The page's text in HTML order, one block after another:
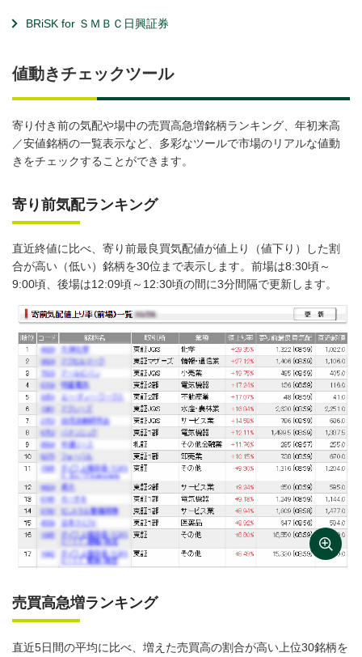
BRiSK for ＳＭＢＣ日興証券
値動きチェックツール
寄り付き前の気配や場中の売買高急増銘柄ランキング、年初来高
／安値銘柄の一覧表示など、多彩なツールで市場のリアルな値動
きをチェックすることができます。
寄り前気配ランキング
直近終値に比べ、寄り前最良買気配値が値上り（値下り）した割
合が高い（低い）銘柄を30位まで表示します。前場は8:30頃～
9:00頃、後場は12:09頃～12:30頃の間に3分間隔で更新します。
売買高急増ランキング
直近5日間の平均に比べ、増えた売買高の割合が高い上位30銘柄を